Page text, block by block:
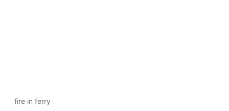
fire in ferry